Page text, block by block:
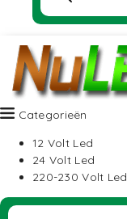
Categorieën
12 Volt Led
24 Volt Led
220-230 Volt Led